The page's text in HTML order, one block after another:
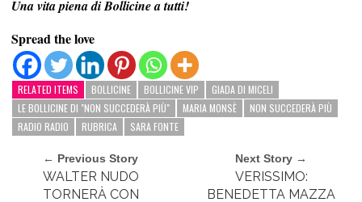
Una vita piena di Bollicine a tutti!
Spread the love
RELATED ITEMS BOLLICINE BOLLICINE VIP
GIADA DI MICELI
LE BOLLICINE DI "NON SUCCEDERÀ PIÙ"
MARIA MONSÈ
NON SUCCEDERÀ PIÙ
RADIO RADIO
RUBRICA SARA FONTE
← Previous Story
WALTER NUDO
TORNERÀ CON
Next Story →
VERISSIMO:
BENEDETTA MAZZA